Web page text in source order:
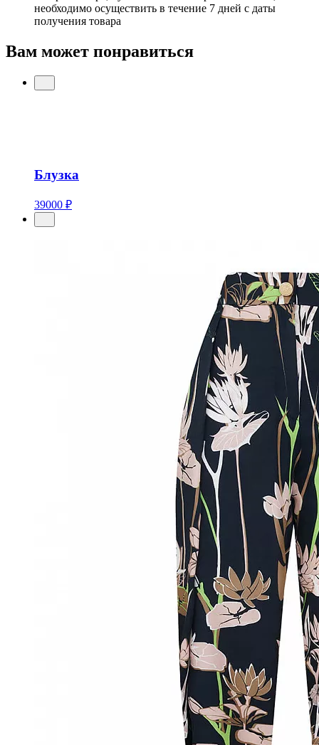
необходимо осуществить в течение 7 дней с даты
получения товара
Вам может понравиться
Блузка
39000 ₽